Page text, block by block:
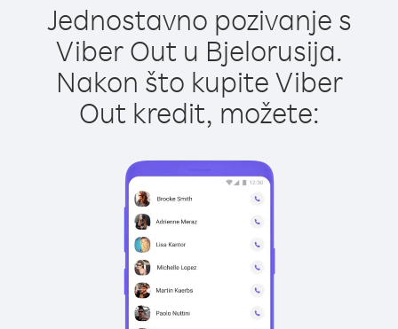
Jednostavno pozivanje s
Viber Out u Bjelorusija.
Nakon što kupite Viber
Out kredit, možete: